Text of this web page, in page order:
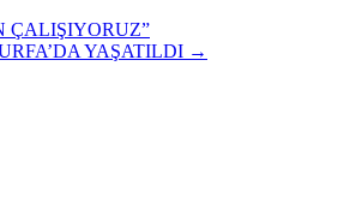
ÇALIŞIYORUZ”
YAŞATILDI →